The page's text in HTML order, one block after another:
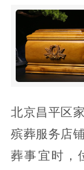
北京昌平区
殡葬服务店
葬事宜时，